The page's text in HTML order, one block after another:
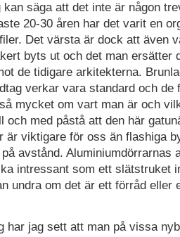
kan säga att det inte är någon
20-30 åren har det varit en
Det värsta är dock att även
byts ut och det man ersätter
de tidigare arkitekterna.
verkar vara standard och de
mycket om vart man är och
och med påstå att den här
är viktigare för oss än flashiga
avstånd. Aluminiumdörrarnas
intressant som ett slätstruket
undra om det är ett förråd eller
har jag sett att man på vissa